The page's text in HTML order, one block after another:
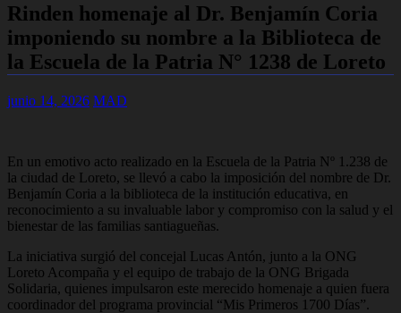
Rinden homenaje al Dr. Benjamín Coria
imponiendo su nombre a la Biblioteca de
la Escuela de la Patria N° 1238 de Loreto
junio 14, 2026 MAD
En un emotivo acto realizado en la Escuela de la Patria Nº 1.238 de
la ciudad de Loreto, se llevó a cabo la imposición del nombre de Dr.
Benjamín Coria a la biblioteca de la institución educativa, en
reconocimiento a su invaluable labor y compromiso con la salud y el
bienestar de las familias santiagueñas.
La iniciativa surgió del concejal Lucas Antón, junto a la ONG
Loreto Acompaña y el equipo de trabajo de la ONG Brigada
Solidaria, quienes impulsaron este merecido homenaje a quien fuera
coordinador del programa provincial “Mis Primeros 1700 Días”.